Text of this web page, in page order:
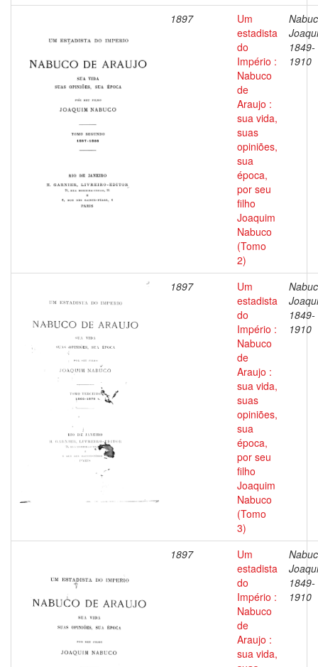
1897
Um
estadista
do
Império :
Nabuco
de
Araujo :
sua vida,
suas
opiniões,
sua
época,
por seu
filho
Joaquim
Nabuco
(Tomo
2)
1849-
1910
1897
Um
estadista
do
Império :
Nabuco
de
Araujo :
sua vida,
suas
opiniões,
sua
época,
por seu
filho
Joaquim
Nabuco
(Tomo
3)
1849-
1910
1897
Um
estadista
do
Império :
Nabuco
de
Araujo :
sua vida,
1849-
1910